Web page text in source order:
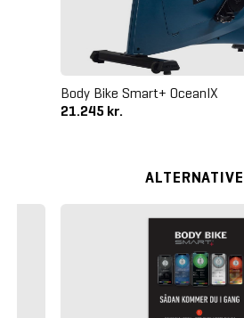
Body Bike Smart+ OceanIX
21.245 kr.